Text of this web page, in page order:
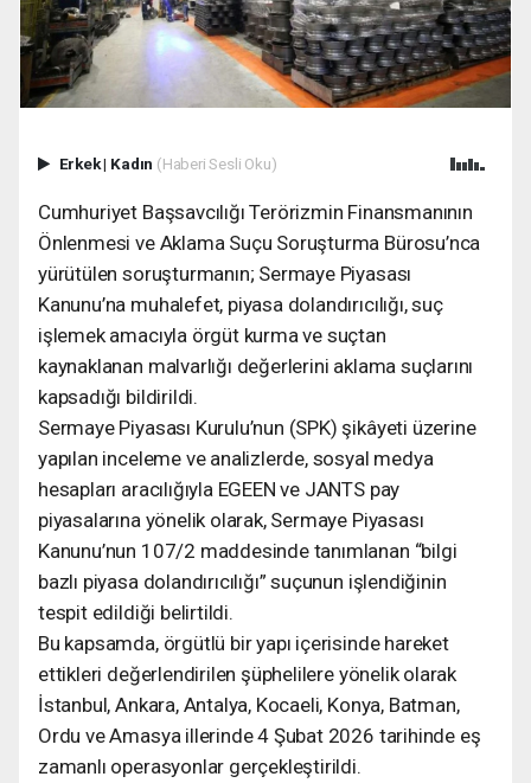
Erkek| Kadın (Haberi Sesli Oku)
Cumhuriyet Başsavcılığı Terörizmin Finansmanının
Önlenmesi ve Aklama Suçu Soruşturma Bürosu’nca
yürütülen soruşturmanın; Sermaye Piyasası
Kanunu’na muhalefet, piyasa dolandırıcılığı, suç
işlemek amacıyla örgüt kurma ve suçtan
kaynaklanan malvarlığı değerlerini aklama suçlarını
kapsadığı bildirildi.
Sermaye Piyasası Kurulu’nun (SPK) şikâyeti üzerine
yapılan inceleme ve analizlerde, sosyal medya
hesapları aracılığıyla EGEEN ve JANTS pay
piyasalarına yönelik olarak, Sermaye Piyasası
Kanunu’nun 107/2 maddesinde tanımlanan “bilgi
bazlı piyasa dolandırıcılığı” suçunun işlendiğinin
tespit edildiği belirtildi.
Bu kapsamda, örgütlü bir yapı içerisinde hareket
ettikleri değerlendirilen şüphelilere yönelik olarak
İstanbul, Ankara, Antalya, Kocaeli, Konya, Batman,
Ordu ve Amasya illerinde 4 Şubat 2026 tarihinde eş
zamanlı operasyonlar gerçekleştirildi.